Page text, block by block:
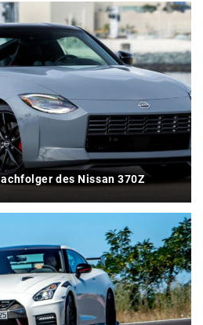
des Nissan 370Z